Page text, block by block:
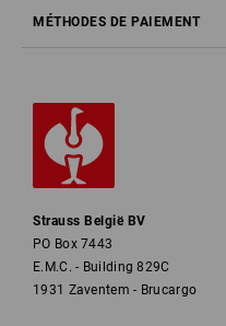
MÉTHODES DE PAIEMENT
Strauss België BV
PO Box 7443
E.M.C. - Building 829C
1931 Zaventem - Brucargo